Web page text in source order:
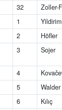
32 Zoller-
1 Yildirim
2 Höfler
3 Sojer
4
5 Walder
6 Kılıç